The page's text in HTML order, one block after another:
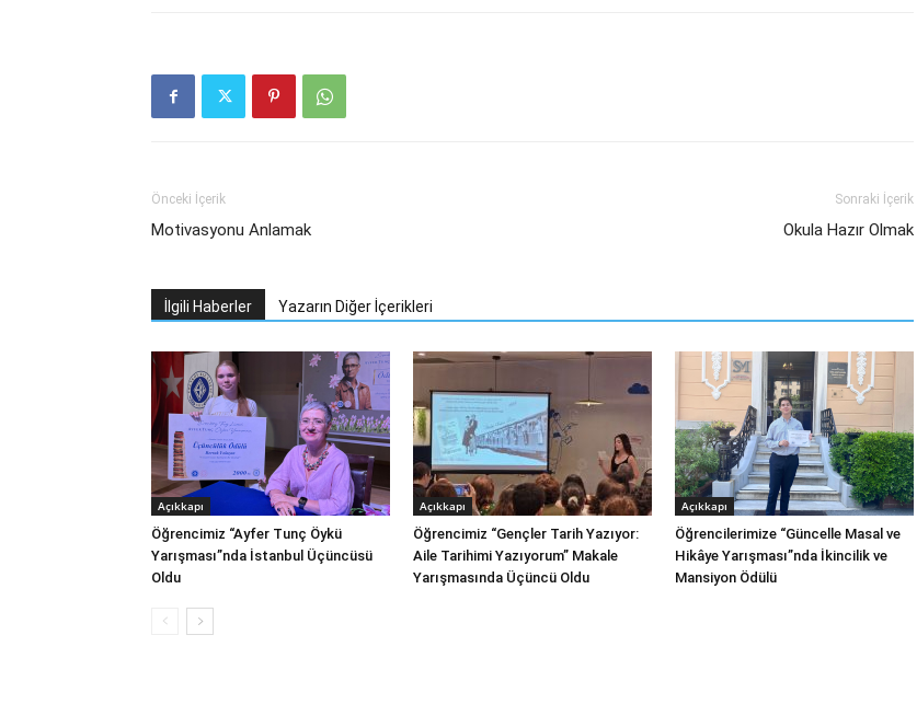
Önceki İçerik
Motivasyonu Anlamak
Sonraki İçerik
Okula Hazır Olmak
İlgili Haberler Yazarın Diğer İçerikleri
Açıkkapı
Öğrencimiz “Ayfer Tunç Öykü
Yarışması”nda İstanbul Üçüncüsü
Oldu
Açıkkapı
Öğrencimiz “Gençler Tarih Yazıyor:
Aile Tarihimi Yazıyorum” Makale
Yarışmasında Üçüncü Oldu
Açıkkapı
Öğrencilerimize “Güncelle Masal ve
Hikâye Yarışması”nda İkincilik ve
Mansiyon Ödülü